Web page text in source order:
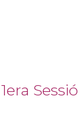
Sessió